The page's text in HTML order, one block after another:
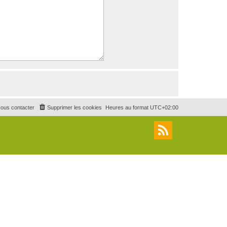
Heures au format UTC+02:00
Supprimer les cookies
contacter